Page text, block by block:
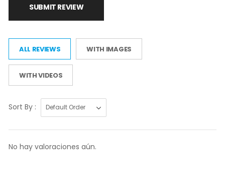
SUBMIT REVIEW
ALL REVIEWS WITH IMAGES
WITH VIDEOS
Sort By :
No hay valoraciones aún.